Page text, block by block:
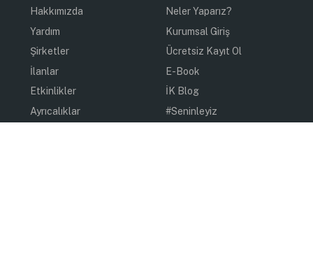
Hakkımızda
Yardım
Şirketler
İlanlar
Etkinlikler
Ayrıcalıklar
Neler Yaparız?
Kurumsal Giriş
Ücretsiz Kayıt Ol
E-Book
İK Blog
#Seninleyiz